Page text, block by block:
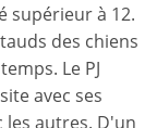
supérieur à 12.
des chiens
Le PJ
avec ses
les autres. D'un